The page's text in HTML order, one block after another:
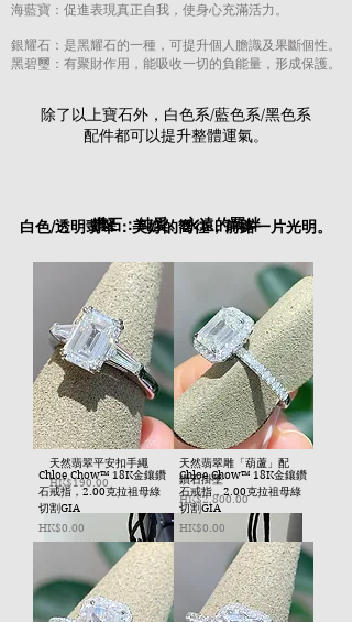
海藍寶：促進表現真正自我，使身心充滿活力。
​銀耀石：是黑耀石的一種，可提升個人膽識及果斷個性。
黑碧璽：有聚財作用，能吸收一切的負能量，形成保護。
​除了以上寶石外，白色系/藍色系/黑色系
配件都可以提升整體運氣。
白色/透明翡翠：美好的嚮往，前路一片光明。
天然翡翠平安扣手繩
價格
HK$190.00
天然翡翠雕「葫蘆」配
鑽石掛墜
價格
HK$2,800.00
鑽石：純愛、永遠的羈絆
Chloe Chow™ 18K金鑲鑽
石戒指，2.00克拉祖母綠
切割GIA
價格
HK$0.00
Chloe Chow™ 18K金鑲鑽
石戒指，2.00克拉祖母綠
切割GIA
價格
HK$0.00